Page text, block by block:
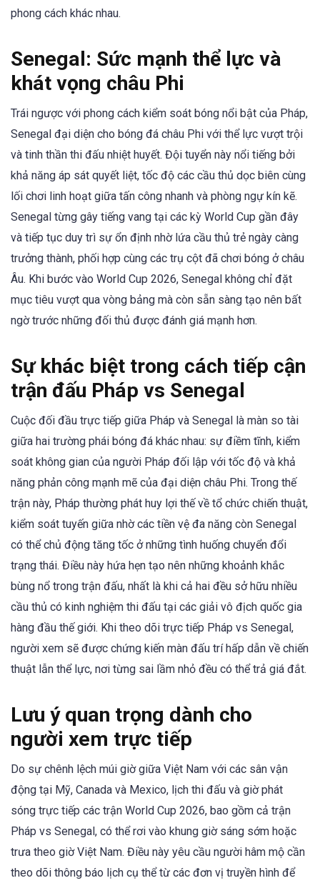
phong cách khác nhau.
Senegal: Sức mạnh thể lực và
khát vọng châu Phi
Trái ngược với phong cách kiểm soát bóng nổi bật của Pháp,
Senegal đại diện cho bóng đá châu Phi với thể lực vượt trội
và tinh thần thi đấu nhiệt huyết. Đội tuyển này nổi tiếng bởi
khả năng áp sát quyết liệt, tốc độ các cầu thủ dọc biên cùng
lối chơi linh hoạt giữa tấn công nhanh và phòng ngự kín kẽ.
Senegal từng gây tiếng vang tại các kỳ World Cup gần đây
và tiếp tục duy trì sự ổn định nhờ lứa cầu thủ trẻ ngày càng
trưởng thành, phối hợp cùng các trụ cột đã chơi bóng ở châu
Âu. Khi bước vào World Cup 2026, Senegal không chỉ đặt
mục tiêu vượt qua vòng bảng mà còn sẵn sàng tạo nên bất
ngờ trước những đối thủ được đánh giá mạnh hơn.
Sự khác biệt trong cách tiếp cận
trận đấu Pháp vs Senegal
Cuộc đối đầu trực tiếp giữa Pháp và Senegal là màn so tài
giữa hai trường phái bóng đá khác nhau: sự điềm tĩnh, kiểm
soát không gian của người Pháp đối lập với tốc độ và khả
năng phản công mạnh mẽ của đại diện châu Phi. Trong thế
trận này, Pháp thường phát huy lợi thế về tổ chức chiến thuật,
kiểm soát tuyến giữa nhờ các tiền vệ đa năng còn Senegal
có thể chủ động tăng tốc ở những tình huống chuyển đổi
trạng thái. Điều này hứa hẹn tạo nên những khoảnh khắc
bùng nổ trong trận đấu, nhất là khi cả hai đều sở hữu nhiều
cầu thủ có kinh nghiệm thi đấu tại các giải vô địch quốc gia
hàng đầu thế giới. Khi theo dõi trực tiếp Pháp vs Senegal,
người xem sẽ được chứng kiến màn đấu trí hấp dẫn về chiến
thuật lẫn thể lực, nơi từng sai lầm nhỏ đều có thể trả giá đắt.
Lưu ý quan trọng dành cho
người xem trực tiếp
Do sự chênh lệch múi giờ giữa Việt Nam với các sân vận
động tại Mỹ, Canada và Mexico, lịch thi đấu và giờ phát
sóng trực tiếp các trận World Cup 2026, bao gồm cả trận
Pháp vs Senegal, có thể rơi vào khung giờ sáng sớm hoặc
trưa theo giờ Việt Nam. Điều này yêu cầu người hâm mộ cần
theo dõi thông báo lịch cụ thể từ các đơn vị truyền hình để